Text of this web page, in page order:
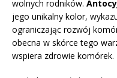
wolnych rodników.
jego unikalny kolor,
ograniczając rozwój
obecna w skórce tego
wspiera zdrowie komórek.